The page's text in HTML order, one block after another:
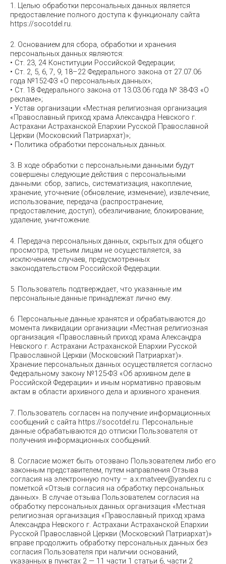
1. Целью обработки персональных данных является
предоставление полного доступа к функционалу сайта
https://socotdel.ru.
2. Основанием для сбора, обработки и хранения
персональных данных являются:
• Ст. 23, 24 Конституции Российской Федерации;
• Ст. 2, 5, 6, 7, 9, 18–22 Федерального закона от 27.07.06
года №152-ФЗ «О персональных данных»;
• Ст. 18 Федерального закона от 13.03.06 года № 38-ФЗ «О
рекламе»;
• Устав организации «Местная религиозная организация
«Православный приход храма Александра Невского г.
Астрахани Астраханской Епархии Русской Православной
Церкви (Московский Патриархат)»;
• Политика обработки персональных данных.
3. В ходе обработки с персональными данными будут
совершены следующие действия с персональными
данными: сбор, запись, систематизация, накопление,
хранение, уточнение (обновление, изменение), извлечение,
использование, передача (распространение,
предоставление, доступ), обезличивание, блокирование,
удаление, уничтожение.
4. Передача персональных данных, скрытых для общего
просмотра, третьим лицам не осуществляется, за
исключением случаев, предусмотренных
законодательством Российской Федерации.
5. Пользователь подтверждает, что указанные им
персональные данные принадлежат лично ему.
6. Персональные данные хранятся и обрабатываются до
момента ликвидации организации «Местная религиозная
организация «Православный приход храма Александра
Невского г. Астрахани Астраханской Епархии Русской
Православной Церкви (Московский Патриархат)».
Хранение персональных данных осуществляется согласно
Федеральному закону №125-ФЗ «Об архивном деле в
Российской Федерации» и иным нормативно правовым
актам в области архивного дела и архивного хранения.
7. Пользователь согласен на получение информационных
сообщений с сайта https://socotdel.ru. Персональные
данные обрабатываются до отписки Пользователя от
получения информационных сообщений.
8. Согласие может быть отозвано Пользователем либо его
законным представителем, путем направления Отзыва
согласия на электронную почту – a.x.matveev@yandex.ru с
пометкой «Отзыв согласия на обработку персональных
данных». В случае отзыва Пользователем согласия на
обработку персональных данных организация «Местная
религиозная организация «Православный приход храма
Александра Невского г. Астрахани Астраханской Епархии
Русской Православной Церкви (Московский Патриархат)»
вправе продолжить обработку персональных данных без
согласия Пользователя при наличии оснований,
указанных в пунктах 2 — 11 части 1 статьи 6, части 2